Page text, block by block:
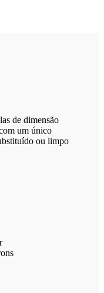
de dimensão
um único
ou limpo